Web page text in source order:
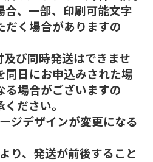
、一部、印刷可能文字
だく場合がありますの
び同時発送はできませ
同日にお申込みされた場
る場合がございますの
ださい。
ジデザインが変更になる
り、発送が前後すること